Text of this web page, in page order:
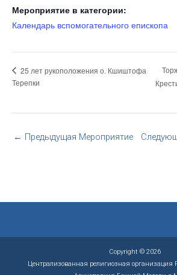
Мероприятие в категории:
Календарь вспомогательного епископа
25 лет рукоположения о. Кшиштофа
Терепки
← Предыдущая Мероприятие
Copyright © 2026
Централизованная религиозная организация